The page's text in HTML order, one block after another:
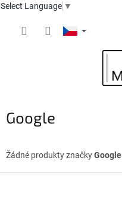
Select Language ▼
Google
Žádné produkty značkyGoogle